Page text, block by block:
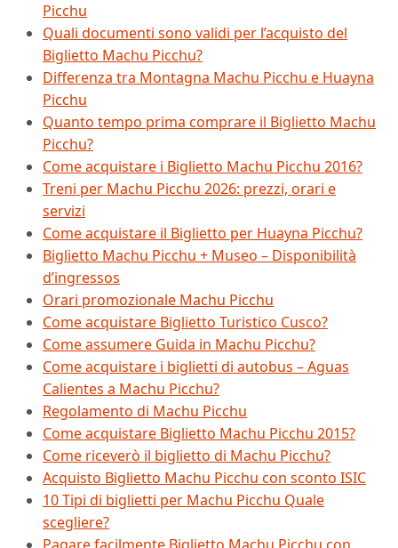
Picchu
Quali documenti sono validi per l’acquisto del
Biglietto Machu Picchu?
Differenza tra Montagna Machu Picchu e Huayna
Picchu
Quanto tempo prima comprare il Biglietto Machu
Picchu?
Come acquistare i Biglietto Machu Picchu 2016?
Treni per Machu Picchu 2026: prezzi, orari e
servizi
Come acquistare il Biglietto per Huayna Picchu?
Biglietto Machu Picchu + Museo – Disponibilità
d’ingressos
Orari promozionale Machu Picchu
Come acquistare Biglietto Turistico Cusco?
Come assumere Guida in Machu Picchu?
Come acquistare i biglietti di autobus – Aguas
Calientes a Machu Picchu?
Regolamento di Machu Picchu
Come acquistare Biglietto Machu Picchu 2015?
Come riceverò il biglietto di Machu Picchu?
Acquisto Biglietto Machu Picchu con sconto ISIC
10 Tipi di biglietti per Machu Picchu Quale
scegliere?